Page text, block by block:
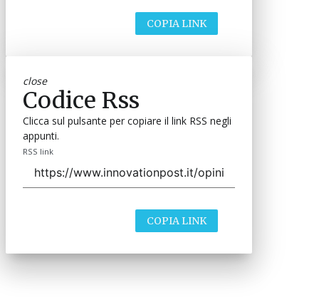
COPIA LINK
close
Codice Rss
Clicca sul pulsante per copiare il link RSS negli
appunti.
RSS link
COPIA LINK